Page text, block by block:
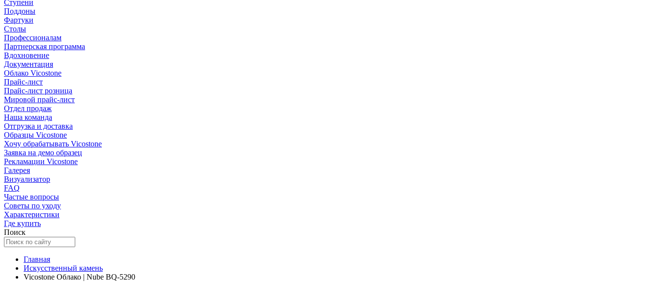
Ступени
Поддоны
Фартуки
Столы
Профессионалам
Партнерская программа
Вдохновение
Документация
Облако Vicostone
Прайс-лист
Прайс-лист розница
Мировой прайс-лист
Отдел продаж
Наша команда
Отгрузка и доставка
Образцы Vicostone
Хочу обрабатывать Vicostone
Заявка на демо образец
Рекламации Vicostone
Галерея
Визуализатор
FAQ
Частые вопросы
Советы по уходу
Характеристики
Где купить
Поиск
Главная
Искусственный камень
Vicostone Облако | Nube BQ-5290